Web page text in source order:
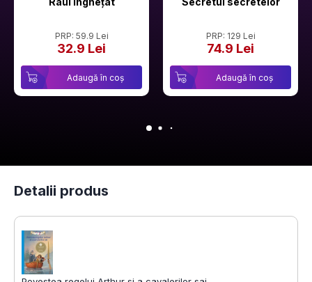
PRP: 59.9 Lei
32.9 Lei
Adaugă în coș
PRP: 129 Lei
74.9 Lei
Adaugă în coș
Detalii produs